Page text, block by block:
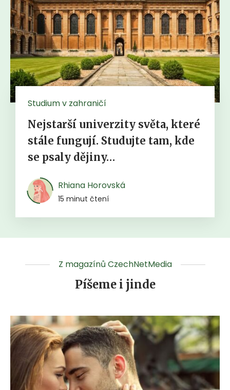
Studium v zahraničí
Nejstarší univerzity světa, které
stále fungují. Studujte tam, kde
se psaly dějiny…
Rhiana Horovská
15 minut čtení
Z magazínů CzechNetMedia
Píšeme i jinde